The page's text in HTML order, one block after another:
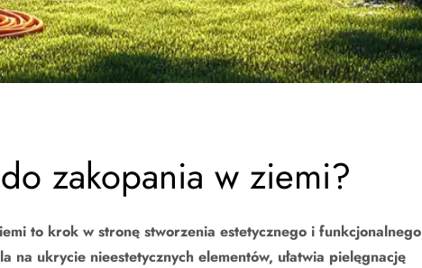
zakopania w ziemi?
to krok w stronę stworzenia estetycznego i funkcjonalnego
na ukrycie nieestetycznych elementów, ułatwia pielęgnację